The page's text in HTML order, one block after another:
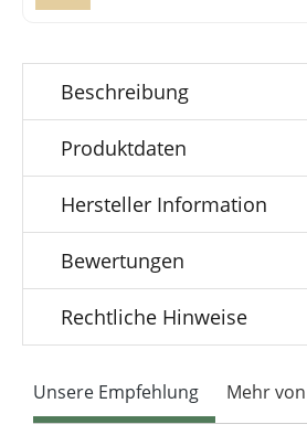
Beschreibung
Produktdaten
Hersteller Information
Bewertungen
Rechtliche Hinweise
Unsere Empfehlung Mehr